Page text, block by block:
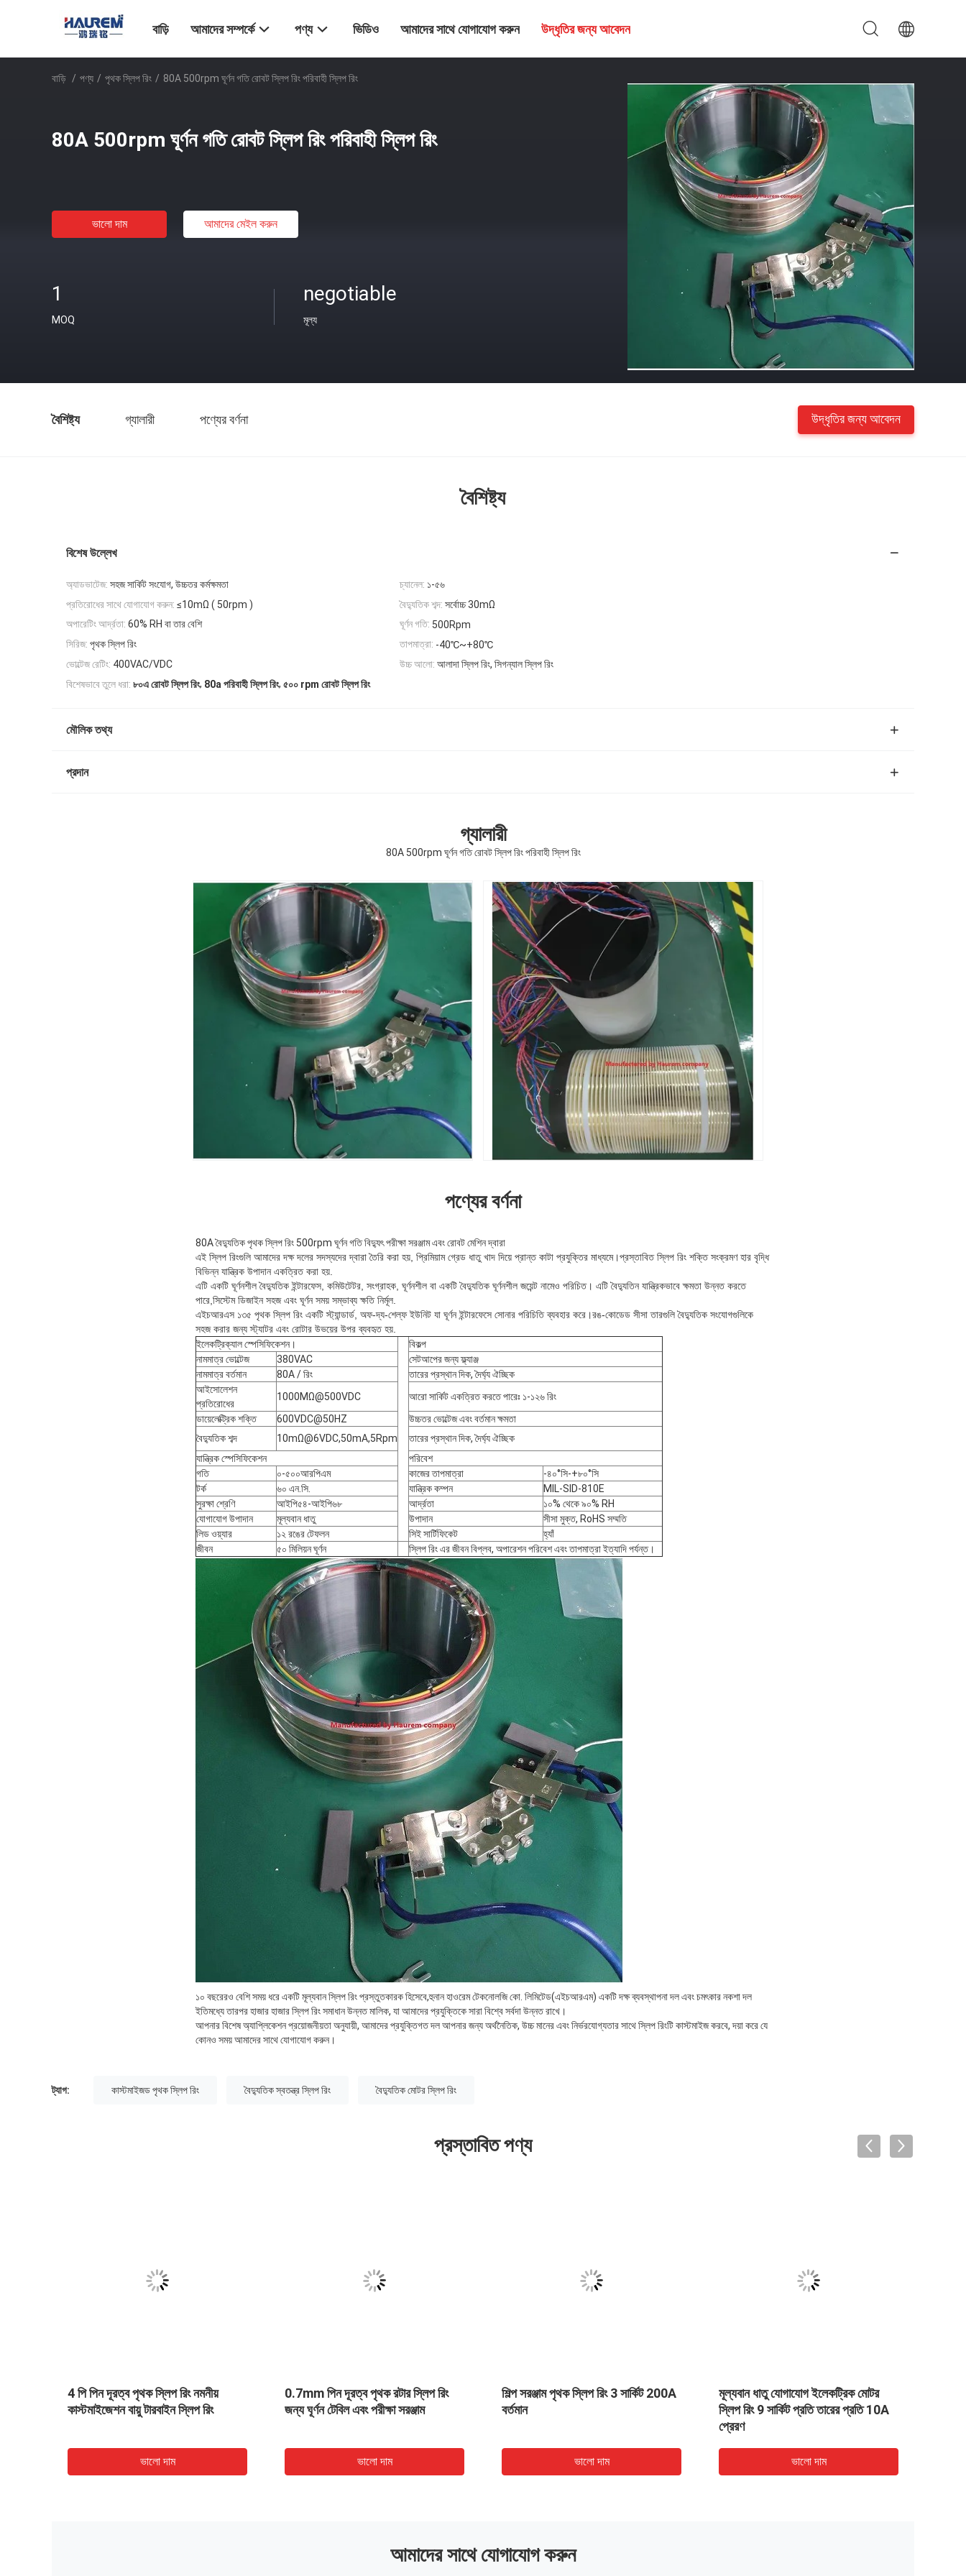
বাড়ি আমাদের সম্পর্কে পণ্য ভিডিও আমাদের সাথে যোগাযোগ করুন উদ্ধৃতির জন্য আবেদন
বাড়ি / পণ্য / পৃথক স্লিপ রিং / 80A 500rpm ঘূর্ণন গতি রোবট স্লিপ রিং পরিবাহী স্লিপ রিং
80A 500rpm ঘূর্ণন গতি রোবট স্লিপ রিং পরিবাহী স্লিপ রিং
ভালো দাম আমাদের মেইল ​​করুন
1
MOQ
negotiable
মূল্য
বৈশিষ্ট্য গ্যালারী পণ্যের বর্ণনা উদ্ধৃতির জন্য আবেদন
বৈশিষ্ট্য
বিশেষ উল্লেখ
অ্যাডভাটেজ: সহজ সার্কিট সংযোগ, উচ্চতর কর্মক্ষমতা চ্যানেল: ১-৫৬
প্রতিরোধের সাথে যোগাযোগ করুন: ≤10mΩ ( 50rpm ) বৈদ্যুতিক শব্দ: সর্বোচ্চ 30mΩ
অপারেটিং আর্দ্রতা: 60% RH বা তার বেশি ঘূর্ণন গতি: 500Rpm
সিরিজ: পৃথক স্লিপ রিং তাপমাত্রা: -40℃~+80℃
ভোল্টেজ রেটিং: 400VAC/VDC উচ্চ আলো: আলাদা স্লিপ রিং, সিগন্যাল স্লিপ রিং
বিশেষভাবে তুলে ধরা: ৮০এ রোবট স্লিপ রিং, 80a পরিবাহী স্লিপ রিং, ৫০০ rpm রোবট স্লিপ রিং
মৌলিক তথ্য
প্রদান
গ্যালারী
80A 500rpm ঘূর্ণন গতি রোবট স্লিপ রিং পরিবাহী স্লিপ রিং
পণ্যের বর্ণনা
80A বৈদ্যুতিক পৃথক স্লিপ রিং 500rpm ঘূর্ণন গতি বিদ্যুৎ পরীক্ষা সরঞ্জাম এবং রোবট মেশিন দ্বারা
এই স্লিপ রিংগুলি আমাদের দক্ষ দলের সদস্যদের দ্বারা তৈরি করা হয়, প্রিমিয়াম গ্রেড ধাতু খাদ দিয়ে প্রান্ত কাটা প্রযুক্তির মাধ্যমে।প্রস্তাবিত স্লিপ রিং শক্তি সংক্রমণ হার বৃদ্ধি
বিভিন্ন যান্ত্রিক উপাদান একত্রিত করা হয়.
এটি একটি ঘূর্ণনশীল বৈদ্যুতিক ইন্টারফেস, কমিউটেটর, সংগ্রাহক, ঘূর্ণনশীল বা একটি বৈদ্যুতিক ঘূর্ণনশীল জয়েন্ট নামেও পরিচিত। এটি বৈদ্যুতিন যান্ত্রিকভাবে ক্ষমতা উন্নত করতে
পারে,সিস্টেম ডিজাইন সহজ এবং ঘূর্ণন সময় সম্ভাব্য ক্ষতি নির্মূল.
এইচআরএস ১৩৫ পৃথক স্লিপ রিং একটি স্ট্যান্ডার্ড, অফ-দ্য-শেল্ফ ইউনিট যা ঘূর্ণন ইন্টারফেসে সোনার পরিচিতি ব্যবহার করে।রঙ-কোডেড সীসা তারগুলি বৈদ্যুতিক সংযোগগুলিকে
সহজ করার জন্য স্ট্যাটর এবং রোটার উভয়ের উপর ব্যবহৃত হয়.
ইলেকট্রিক্যাল স্পেসিফিকেশন।
বিকল্প
নামমাত্র ভোল্টেজ
380VAC
সেটআপের জন্য ফ্ল্যাঞ্জ
নামমাত্র বর্তমান
80A / রিং
তারের প্রস্থান দিক, দৈর্ঘ্য ঐচ্ছিক
আইসোলেশন
প্রতিরোধের
1000MΩ@500VDC
আরো সার্কিট একত্রিত করতে পারেঃ ১-১২৬ রিং
ডায়েলেক্ট্রিক শক্তি
600VDC@50HZ
উচ্চতর ভোল্টেজ এবং বর্তমান ক্ষমতা
বৈদ্যুতিক শব্দ
10mΩ@6VDC,50mA,5Rpm
তারের প্রস্থান দিক, দৈর্ঘ্য ঐচ্ছিক
যান্ত্রিক স্পেসিফিকেশন
পরিবেশ
গতি
০-৫০০আরপিএম কাজের তাপমাত্রা
-৪০°সি-+৮০°সি
টর্ক
৬০ এন.সি. যান্ত্রিক কম্পন
MIL-SID-810E
সুরক্ষা শ্রেণি
আইপি৫৪-আইপি৬৮ আর্দ্রতা
১০% থেকে ৯০% RH
যোগাযোগ উপাদান
মূল্যবান ধাতু উপাদান
সীসা মুক্ত, RoHS সম্মতি
লিড ওয়্যার
১২ রঙের টেফলন সিই সার্টিফিকেট
হ্যাঁ
জীবন
৫০ মিলিয়ন ঘূর্ণন স্লিপ রিং এর জীবন বিপ্লব, অপারেশন পরিবেশ এবং তাপমাত্রা ইত্যাদি পর্যন্ত।
১০ বছরেরও বেশি সময় ধরে একটি মূল্যবান স্লিপ রিং প্রস্তুতকারক হিসেবে,হুনান হাওরেম টেকনোলজি কো. লিমিটেড(এইচআরএম) একটি দক্ষ ব্যবস্থাপনা দল এবং চমৎকার নকশা দল
ইতিমধ্যে তারপর হাজার হাজার স্লিপ রিং সমাধান উন্নত মালিক, যা আমাদের প্রযুক্তিকে সারা বিশ্বে সর্বদা উন্নত রাখে।
আপনার বিশেষ অ্যাপ্লিকেশন প্রয়োজনীয়তা অনুযায়ী, আমাদের প্রযুক্তিগত দল আপনার জন্য অর্থনৈতিক, উচ্চ মানের এবং নির্ভরযোগ্যতার সাথে স্লিপ রিংটি কাস্টমাইজ করবে, দয়া করে যে
কোনও সময় আমাদের সাথে যোগাযোগ করুন।
ট্যাগ: কাস্টমাইজড পৃথক স্লিপ রিং বৈদ্যুতিক স্বতন্ত্র স্লিপ রিং বৈদ্যুতিক মোটর স্লিপ রিং
প্রস্তাবিত পণ্য
4 পি পিন দূরত্ব পৃথক স্লিপ রিং নমনীয়
কাস্টমাইজেশন বায়ু টারবাইন স্লিপ রিং
ভালো দাম
0.7mm পিন দূরত্ব পৃথক রটার স্লিপ রিং
জন্য ঘূর্ণন টেবিল এবং পরীক্ষা সরঞ্জাম
ভালো দাম
শিল্প সরঞ্জাম পৃথক স্লিপ রিং 3 সার্কিট 200A
বর্তমান
ভালো দাম
মূল্যবান ধাতু যোগাযোগ ইলেকট্রিক মোটর
স্লিপ রিং 9 সার্কিট প্রতি তারের প্রতি 10A
প্রেরণ
ভালো দাম
আমাদের সাথে যোগাযোগ করুন